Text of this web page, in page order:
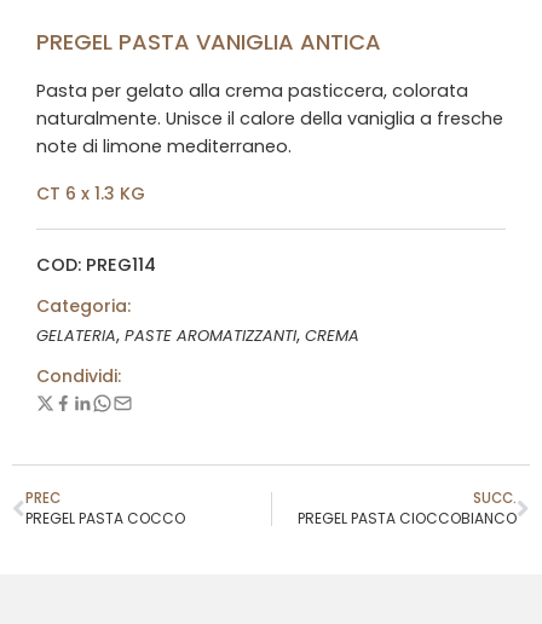
PREGEL PASTA VANIGLIA ANTICA
Pasta per gelato alla crema pasticcera, colorata
naturalmente. Unisce il calore della vaniglia a fresche
note di limone mediterraneo.
CT 6 x 1.3 KG
COD: PREG114
Categoria:
GELATERIA, PASTE AROMATIZZANTI, CREMA
Condividi:
PREC
PREGEL PASTA COCCO
SUCC.
PREGEL PASTA CIOCCOBIANCO